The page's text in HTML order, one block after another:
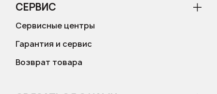
СЕРВИС
Сервисные центры
Гарантия и сервис
Возврат товара